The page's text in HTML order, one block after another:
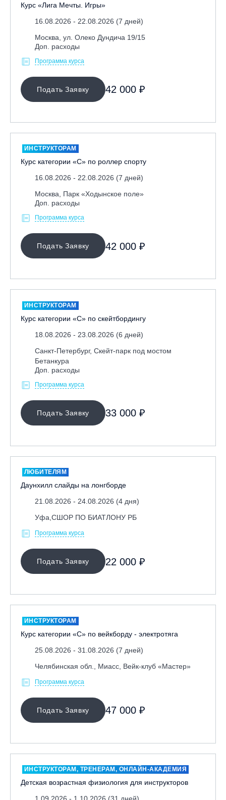
Курс «Лига Мечты. Игры»
16.08.2026 - 22.08.2026 (7 дней)
Москва, ул. Олеко Дундича 19/15
Доп. расходы
Программа курса
Подать Заявку 42 000 ₽
ИНСТРУКТОРАМ
Курс категории «С» по роллер спорту
16.08.2026 - 22.08.2026 (7 дней)
Москва, Парк «Ходынское поле»
Доп. расходы
Программа курса
Подать Заявку 42 000 ₽
ИНСТРУКТОРАМ
Курс категории «С» по скейтбордингу
18.08.2026 - 23.08.2026 (6 дней)
Санкт-Петербург, Скейт-парк под мостом
Бетанкура
Доп. расходы
Программа курса
Подать Заявку 33 000 ₽
ЛЮБИТЕЛЯМ
Даунхилл слайды на лонгборде
21.08.2026 - 24.08.2026 (4 дня)
Уфа,СШОР ПО БИАТЛОНУ РБ
Программа курса
Подать Заявку 22 000 ₽
ИНСТРУКТОРАМ
Курс категории «С» по вейкборду - электротяга
25.08.2026 - 31.08.2026 (7 дней)
Челябинская обл., Миасс, Вейк-клуб «Мастер»
Программа курса
Подать Заявку 47 000 ₽
ИНСТРУКТОРАМ, ТРЕНЕРАМ, ОНЛАЙН-АКАДЕМИЯ
Детская возрастная физиология для инструкторов